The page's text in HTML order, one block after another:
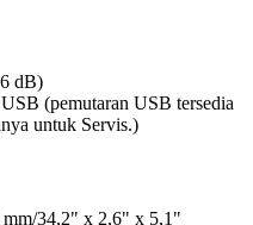
dB)
(pemutaran USB tersedia
untuk Servis.)
34,2" x 2,6" x 5,1"